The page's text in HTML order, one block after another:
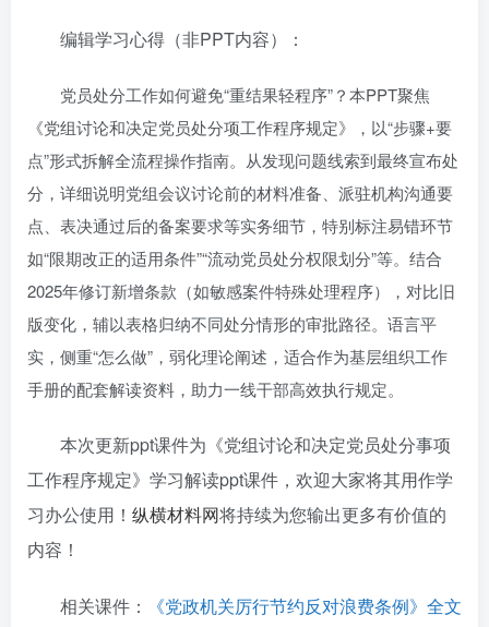
编辑学习心得（非PPT内容）：
党员处分工作如何避免“重结果轻程序”？本PPT聚焦
《党组讨论和决定党员处分项工作程序规定》，以“步骤+要
点”形式拆解全流程操作指南。从发现问题线索到最终宣布处
分，详细说明党组会议讨论前的材料准备、派驻机构沟通要
点、表决通过后的备案要求等实务细节，特别标注易错环节
如“限期改正的适用条件”“流动党员处分权限划分”等。结合
2025年修订新增条款（如敏感案件特殊处理程序），对比旧
版变化，辅以表格归纳不同处分情形的审批路径。语言平
实，侧重“怎么做”，弱化理论阐述，适合作为基层组织工作
手册的配套解读资料，助力一线干部高效执行规定。
本次更新ppt课件为《党组讨论和决定党员处分事项
工作程序规定》学习解读ppt课件，欢迎大家将其用作学
习办公使用！ 纵横材料网将持续为您输出更多有价值的
内容！
相关课件：
《党政机关厉行节约反对浪费条例》全文